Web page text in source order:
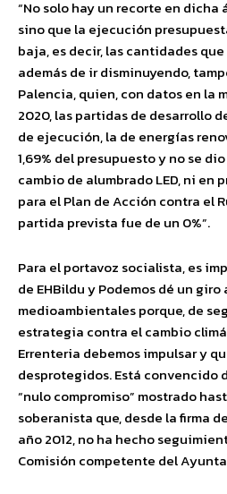
“No solo hay un recorte en
sino que la ejecución
baja, es decir, las cantidades
además de ir disminuyendo,
Palencia, quien, con datos en la
2020, las partidas de desarrollo
de ejecución, la de energías
1,69% del presupuesto y no se
cambio de alumbrado LED, ni en
para el Plan de Acción contra el
partida prevista fue de un 0%”.
Para el portavoz socialista, es
de EHBildu y Podemos dé un
medioambientales porque, de
estrategia contra el cambio
Errenteria debemos impulsar y
desprotegidos. Está convencido
“nulo compromiso” mostrado
soberanista que, desde la firma
año 2012, no ha hecho
Comisión competente del